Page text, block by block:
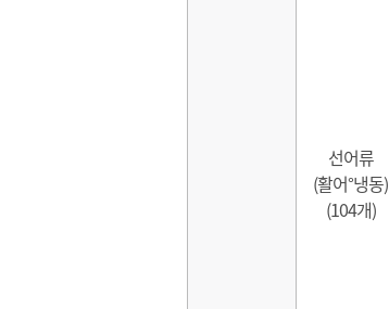
선어류
(활어°냉동)
(104개)